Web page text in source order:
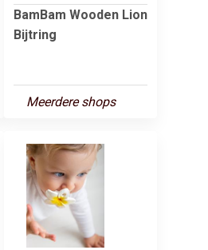
BamBam Wooden Lion
Bijtring
Meerdere shops